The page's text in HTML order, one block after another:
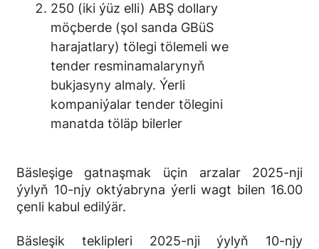
250 (iki ýüz elli) ABŞ dollary
möçberde (şol sanda GBüS
harajatlary) tölegi tölemeli we
tender resminamalarynyň
bukjasyny almaly. Ýerli
kompaniýalar tender tölegini
manatda töläp bilerler
Bäsleşige gatnaşmak üçin arzalar 2025-nji
ýylyň 10-njy oktýabryna ýerli wagt bilen 16.00
çenli kabul edilýär.
Bäsleşik teklipleri 2025-nji ýylyň 10-njy